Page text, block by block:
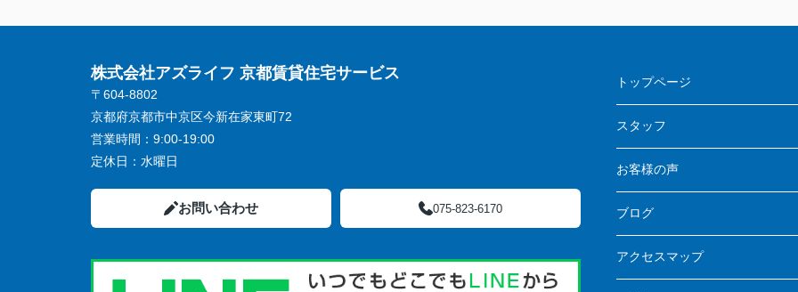
株式会社アズライフ 京都賃貸住宅サービス
〒604-8802
京都府京都市中京区今新在家東町72
営業時間： 9:00-19:00
定休日： 水曜日
お問い合わせ 075-823-6170
トップページ
スタッフ
お客様の声
ブログ
アクセスマップ